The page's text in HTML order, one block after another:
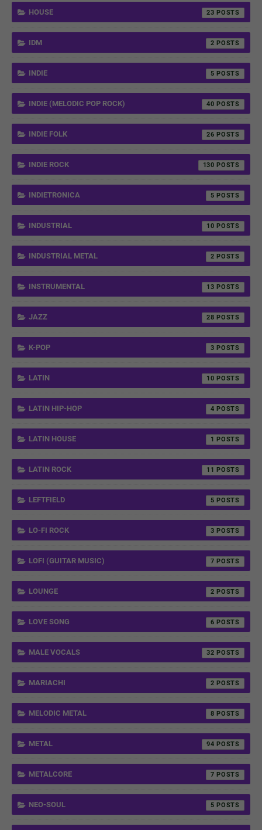
HOUSE 23
IDM 2
INDIE 5
INDIE (MELODIC POP ROCK) 40
INDIE FOLK 26
INDIE ROCK 130
INDIETRONICA 5
INDUSTRIAL 10
INDUSTRIAL METAL 2
INSTRUMENTAL 13
JAZZ 28
K-POP 3
LATIN 10
LATIN HIP-HOP 4
LATIN HOUSE 1
LATIN ROCK 11
LEFTFIELD 5
LO-FI ROCK 3
LOFI (GUITAR MUSIC) 7
LOUNGE 2
LOVE SONG 6
MALE VOCALS 32
MARIACHI 2
MELODIC METAL 8
METAL 94
METALCORE 7
NEO-SOUL 5